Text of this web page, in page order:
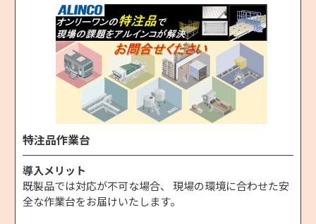
特注品作業台
導入メリット
既製品では対応が不可な場合、 現場の環境に合わせた安
全な作業台をお届けいたします。